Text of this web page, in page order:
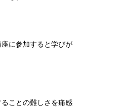
に参加すると学びが
ことの難しさを痛感